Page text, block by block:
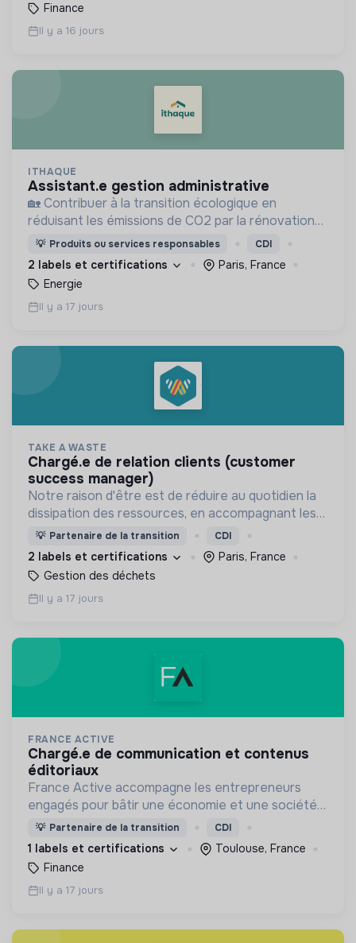
Finance
Il y a 16 jours
ITHAQUE
assistant.e gestion administrative
🏡 Contribuer à la transition écologique en
réduisant les émissions de CO2 par la rénovation
énergétique !
💡 Produits ou services responsables CDI
2 labels et certifications
Paris, France
Energie
Il y a 17 jours
TAKE A WASTE
chargé.e de relation clients (customer
success manager)
Notre raison d'être est de réduire au quotidien la
dissipation des ressources, en accompagnant les
professionnels à optimiser durablement leur
gestion des déchets.
💡 Partenaire de la transition CDI
2 labels et certifications
Paris, France
Gestion des déchets
Il y a 17 jours
FRANCE ACTIVE
chargé.e de communication et contenus
éditoriaux
France Active accompagne les entrepreneurs
engagés pour bâtir une économie et une société
plus inclusive et plus durable.
💡 Partenaire de la transition CDI
1 labels et certifications
Toulouse, France
Finance
Il y a 17 jours